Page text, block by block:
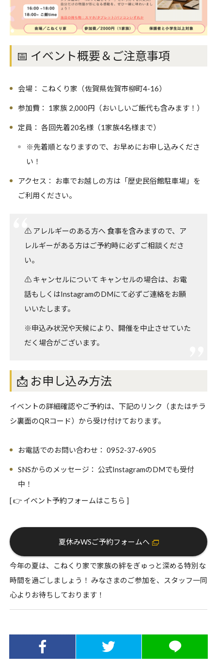
📅 イベント概要＆ご注意事項
会場： こねくり家（佐賀県佐賀市柳町4-16）
参加費： 1家族 2,000円 （おいしいご飯代も含みます！）
定員： 各回先着20名様 （1家族4名様まで）
※先着順となりますので、お早めにお申し込みくださ
い！
アクセス：
お車でお越しの方は「歴史民俗館駐車場」を
ご利用ください。
⚠️ アレルギーのある方へ 食事を含みますので、ア
レルギーがある方はご予約時に必ずご相談くださ
い。
⚠️ キャンセルについて キャンセルの場合は、お電
話もしくはInstagramのDMにて必ずご連絡をお願
いいたします。
※申込み状況や天候により、開催を中止させていた
だく場合がございます。
📩 お申し込み方法
イベントの詳細確認やご予約は、下記のリンク（またはチラ
シ裏面のQRコード）から受け付けております。
お電話でのお問い合わせ： 0952-37-6905
SNSからのメッセージ：
公式InstagramのDMでも受付
中！
[ 👉 イベント予約フォームはこちら ]
夏休みWSご予約フォームへ
今年の夏は、こねくり家で家族の絆をぎゅっと深める特別な
時間を過ごしましょう！ みなさまのご参加を、スタッフ一同
心よりお待ちしております！
Facebookでシ
ェア
Twitterでシェ
ア
LINEでシェア